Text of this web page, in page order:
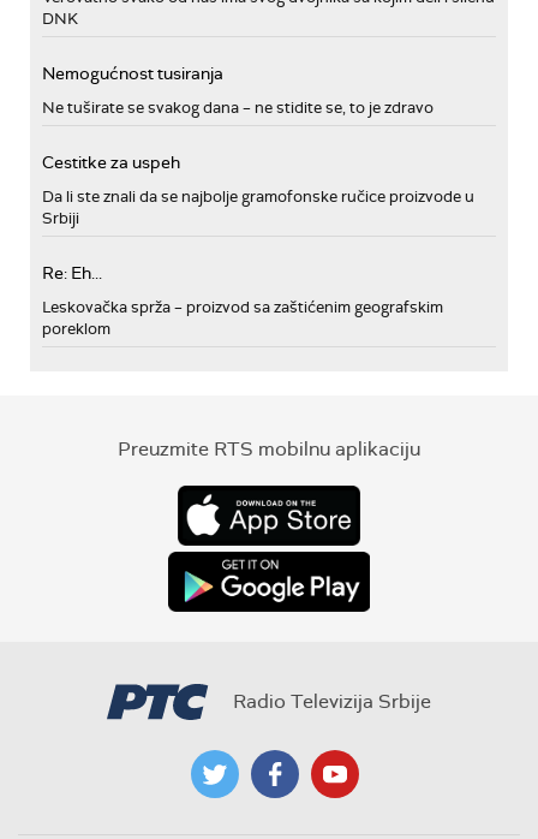
DNK
Nemogućnost tusiranja
Ne tuširate se svakog dana – ne stidite se, to je zdravo
Cestitke za uspeh
Da li ste znali da se najbolje gramofonske ručice proizvode u
Srbiji
Re: Eh...
Leskovačka sprža – proizvod sa zaštićenim geografskim
poreklom
Preuzmite RTS mobilnu aplikaciju
Radio Televizija Srbije